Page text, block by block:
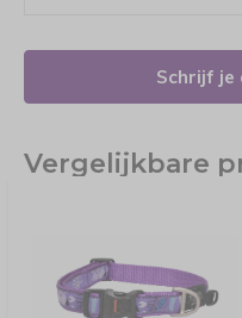
Schrijf je
Vergelijkbare